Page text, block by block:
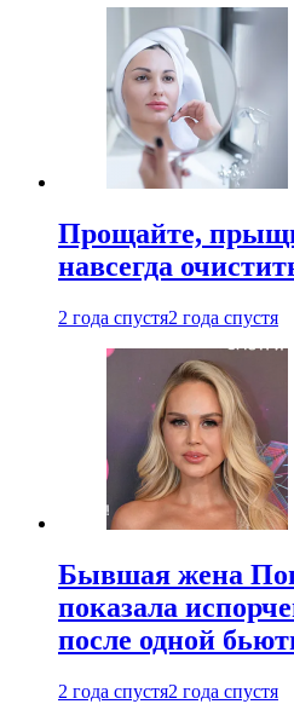
Прощайте,
навсегда
2 года спустя2 года спустя
Бывшая жена
показала
после одной
2 года спустя2 года спустя